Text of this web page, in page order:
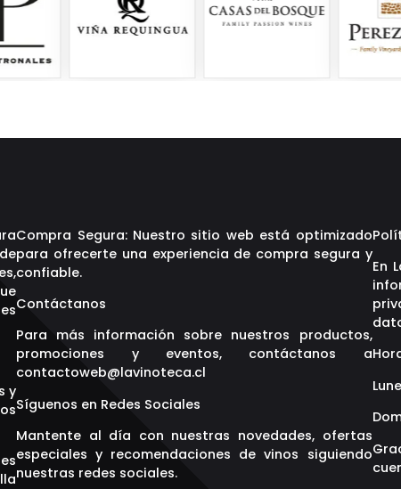
y
Compra Segura: Nuestro sitio web está optimizado
para ofrecerte una experiencia de compra segura y
confiable.
Contáctanos
Para más información sobre nuestros productos,
promociones y eventos, contáctanos a
contactoweb@lavinoteca.cl
Síguenos en Redes Sociales
Mantente al día con nuestras novedades, ofertas
especiales y recomendaciones de vinos siguiendo
nuestras redes sociales.
En